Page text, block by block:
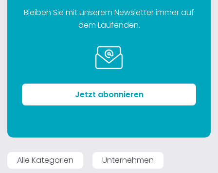
Bleiben Sie mit unserem Newsletter immer auf
dem Laufenden.
Jetzt abonnieren
Alle Kategorien Unternehmen